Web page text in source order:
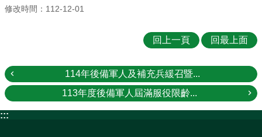
修改時間：112-12-01
回上一頁 回最上面
114年後備軍人及補充兵緩召暨...
113年度後備軍人屆滿服役限齡...
:::